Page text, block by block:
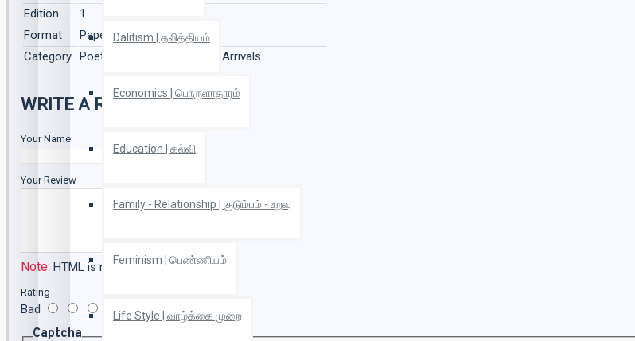
Dalitism | தலித்தியம்
Economics | பொருளாதாரம்
Education | கல்வி
Family - Relationship | குடும்பம் - உறவு
Feminism | பெண்ணியம்
Life Style | வாழ்க்கை முறை
Edition
1
Format
Paper Back
Category Poetry | கவிதை, 2025 New Arrivals
WRITE A REVIEW
Your Name
Your Review
Note: HTML is not translated!
Rating
Bad Good
Captcha